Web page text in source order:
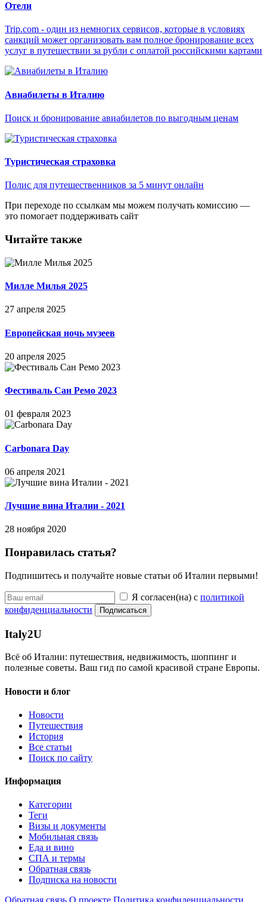
Отели
Trip.com - один из немногих сервисов, которые в условиях
санкций может организовать вам полное бронирование всех
услуг в путешествии за рубли с оплатой российскими картами
Авиабилеты в Италию
Поиск и бронирование авиабилетов по выгодным ценам
Туристическая страховка
Полис для путешественников за 5 минут онлайн
При переходе по ссылкам мы можем получать комиссию —
это помогает поддерживать сайт
Читайте также
Милле Милья 2025
27 апреля 2025
Европейская ночь музеев
20 апреля 2025
Фестиваль Сан Ремо 2023
01 февраля 2023
Carbonara Day
06 апреля 2021
Лучшие вина Италии - 2021
28 ноября 2020
Понравилась статья?
Подпишитесь и получайте новые статьи об Италии первыми!
Я согласен(на) с политикой
конфиденциальности
Подписаться
Italy2U
Всё об Италии: путешествия, недвижимость, шоппинг и
полезные советы. Ваш гид по самой красивой стране Европы.
Новости и блог
Новости
Путешествия
История
Все статьи
Поиск по сайту
Информация
Категории
Теги
Визы и документы
Мобильная связь
Еда и вино
СПА и термы
Обратная связь
Подписка на новости